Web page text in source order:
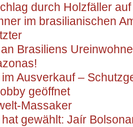
durch Holzfäller
im brasilianischen
Brasiliens
Ausverkauf –
geöffnet
Massaker
gewählt: Jaír